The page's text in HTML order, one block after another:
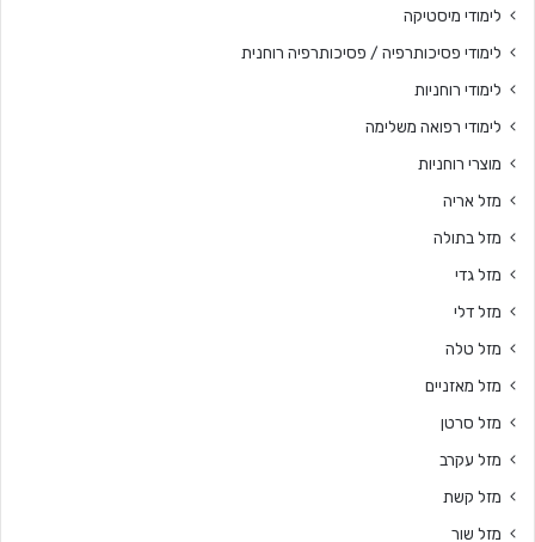
לימודי מיסטיקה
לימודי פסיכותרפיה / פסיכותרפיה רוחנית
לימודי רוחניות
לימודי רפואה משלימה
מוצרי רוחניות
מזל אריה
מזל בתולה
מזל גדי
מזל דלי
מזל טלה
מזל מאזניים
מזל סרטן
מזל עקרב
מזל קשת
מזל שור